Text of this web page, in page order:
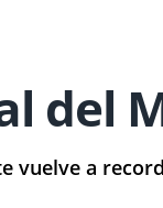
del
vuelve a